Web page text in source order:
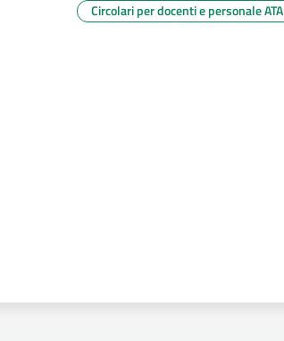
Circolari per docenti e personale ATA